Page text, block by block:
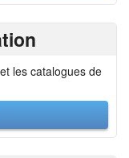
les catalogues de